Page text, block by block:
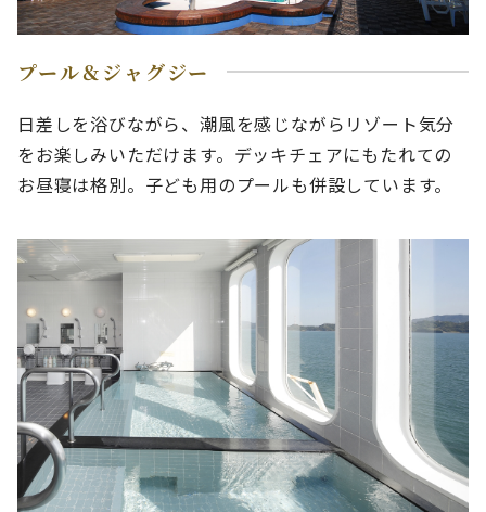
プール＆ジャグジー
日差しを浴びながら、潮風を感じながらリゾート気分
をお楽しみいただけます。デッキチェアにもたれての
お昼寝は格別。子ども用のプールも併設しています。